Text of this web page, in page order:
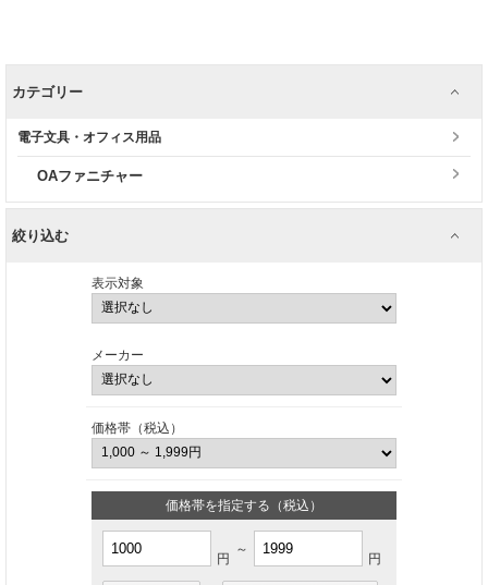
カテゴリー
電子文具・オフィス用品
OAファニチャー
絞り込む
表示対象
メーカー
価格帯（税込）
価格帯を指定する（税込）
円
～
円